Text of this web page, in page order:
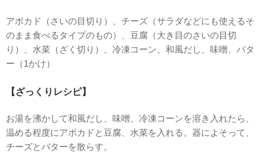
アボカド（さいの目切り）、チーズ（サラダなどにも使えるそ
のまま食べるタイプのもの）、豆腐（大き目のさいの目切
り）、水菜（ざく切り）、冷凍コーン、和風だし、味噌、バタ
ー（1かけ）
【ざっくりレシピ】
お湯を沸かして和風だし、味噌、冷凍コーンを溶き入れたら、
温める程度にアボカドと豆腐、水菜を入れる。器によそって、
チーズとバターを散らす。